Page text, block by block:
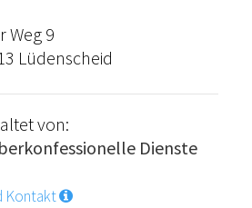
Weg 9
Lüdenscheid
von:
Dienste
Kontakt